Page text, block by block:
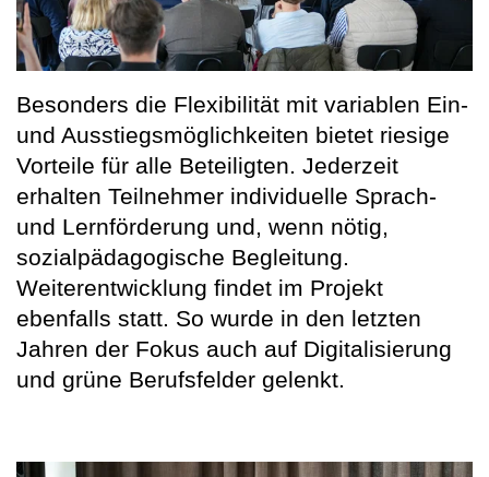
Besonders die Flexibilität mit variablen Ein-
und Ausstiegsmöglichkeiten bietet riesige
Vorteile für alle Beteiligten. Jederzeit
erhalten Teilnehmer individuelle Sprach-
und Lernförderung und, wenn nötig,
sozialpädagogische Begleitung.
Weiterentwicklung findet im Projekt
ebenfalls statt. So wurde in den letzten
Jahren der Fokus auch auf Digitalisierung
und grüne Berufsfelder gelenkt.